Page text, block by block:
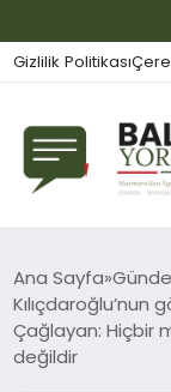
Gizlilik Politikası
BALIKESIR
GÜNDEM
Ana Sayfa
Çağlayan: Hiçbir
değildir